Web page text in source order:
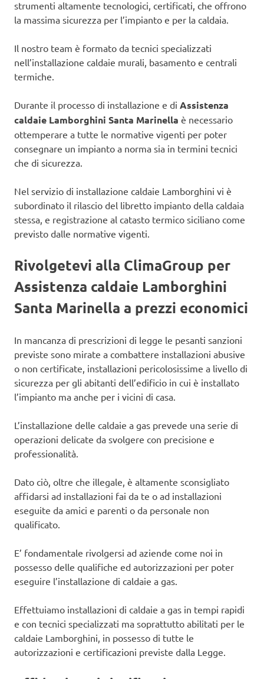
strumenti altamente tecnologici, certificati, che offrono
la massima sicurezza per l’impianto e per la caldaia.
Il nostro team è formato da tecnici specializzati
nell’installazione caldaie murali, basamento e centrali
termiche.
Durante il processo di installazione e di Assistenza
caldaie Lamborghini Santa Marinella è necessario
ottemperare a tutte le normative vigenti per poter
consegnare un impianto a norma sia in termini tecnici
che di sicurezza.
Nel servizio di installazione caldaie Lamborghini vi è
subordinato il rilascio del libretto impianto della caldaia
stessa, e registrazione al catasto termico siciliano come
previsto dalle normative vigenti.
Rivolgetevi alla ClimaGroup per
Assistenza caldaie Lamborghini
Santa Marinella a prezzi economici
In mancanza di prescrizioni di legge le pesanti sanzioni
previste sono mirate a combattere installazioni abusive
o non certificate, installazioni pericolosissime a livello di
sicurezza per gli abitanti dell’edificio in cui è installato
l’impianto ma anche per i vicini di casa.
L’installazione delle caldaie a gas prevede una serie di
operazioni delicate da svolgere con precisione e
professionalità.
Dato ciò, oltre che illegale, è altamente sconsigliato
affidarsi ad installazioni fai da te o ad installazioni
eseguite da amici e parenti o da personale non
qualificato.
E’ fondamentale rivolgersi ad aziende come noi in
possesso delle qualifiche ed autorizzazioni per poter
eseguire l’installazione di caldaie a gas.
Effettuiamo installazioni di caldaie a gas in tempi rapidi
e con tecnici specializzati ma soprattutto abilitati per le
caldaie Lamborghini, in possesso di tutte le
autorizzazioni e certificazioni previste dalla Legge.